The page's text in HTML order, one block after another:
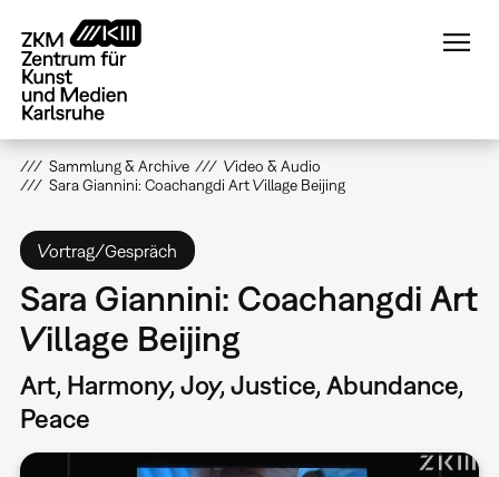
zum
Inhalt
Sammlung & Archive
Video & Audio
Sara Giannini: Coachangdi Art Village Beijing
Vortrag/Gespräch
Sara Giannini: Coachangdi Art
Village Beijing
Art, Harmony, Joy, Justice, Abundance,
Peace